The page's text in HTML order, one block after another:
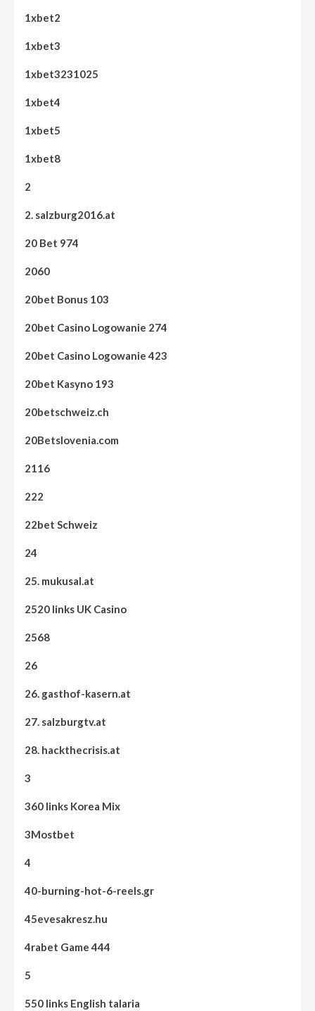
1xbet2
1xbet3
1xbet3231025
1xbet4
1xbet5
1xbet8
2
2. salzburg2016.at
20 Bet 974
2060
20bet Bonus 103
20bet Casino Logowanie 274
20bet Casino Logowanie 423
20bet Kasyno 193
20betschweiz.ch
20Betslovenia.com
2116
222
22bet Schweiz
24
25. mukusal.at
2520 links UK Casino
2568
26
26. gasthof-kasern.at
27. salzburgtv.at
28. hackthecrisis.at
3
360 links Korea Mix
3Mostbet
4
40-burning-hot-6-reels.gr
45evesakresz.hu
4rabet Game 444
5
550 links English talaria